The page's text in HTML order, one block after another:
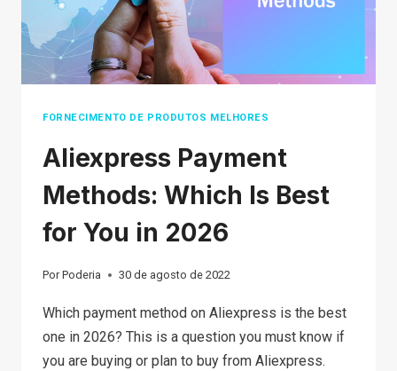
FORNECIMENTO DE PRODUTOS MELHORES
Aliexpress Payment
Methods: Which Is Best
for You in 2026
Por Poderia 30 de agosto de 2022
Which payment method on Aliexpress is the best
one in 2026? This is a question you must know if
you are buying or plan to buy from Aliexpress.